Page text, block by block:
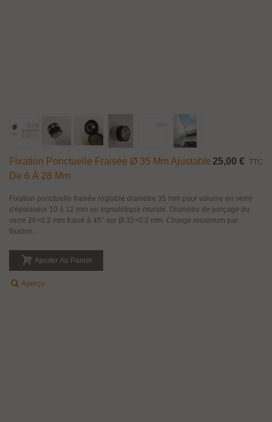
Fixation Ponctuelle Fraisée Ø 35 Mm Ajustable
De 6 À 28 Mm
25,00 € TTC
Fixation ponctuelle fraisée réglable diamètre 35 mm pour volume en verre
d'épaisseur 10 à 12 mm ou signalétique murale. Diamètre de perçage du
verre 26+0.2 mm fraisé à 45° sur Ø 32+0.2 mm. Charge maximum par
fixation...
Ajouter Au Panier
Aperçu